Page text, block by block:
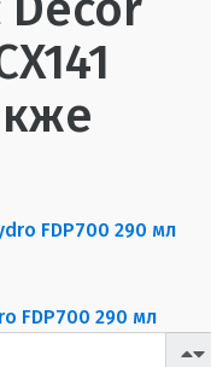
FDP700 290 мл